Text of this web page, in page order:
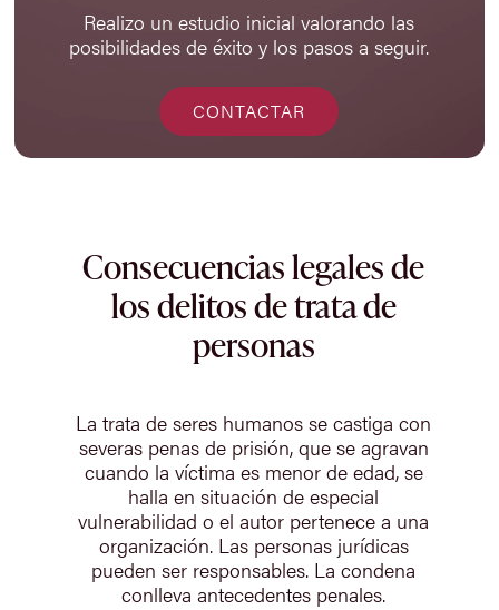
Realizo un estudio inicial valorando las
posibilidades de éxito y los pasos a seguir.
CONTACTAR
Consecuencias legales de
los delitos de trata de
personas
La trata de seres humanos se castiga con
severas penas de prisión, que se agravan
cuando la víctima es menor de edad, se
halla en situación de especial
vulnerabilidad o el autor pertenece a una
organización. Las personas jurídicas
pueden ser responsables. La condena
conlleva antecedentes penales.